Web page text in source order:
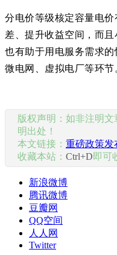
分电价等级核定容量电价
差、提升收益空间，而
也有助于用电服务需求的
微电网、虚拟电厂等环节
版权声明：如非注明文
明出处！
本文链接： 重磅政策发
收藏本站： Ctrl+D即可
新浪微博
腾讯微博
豆瓣网
QQ空间
人人网
Twitter